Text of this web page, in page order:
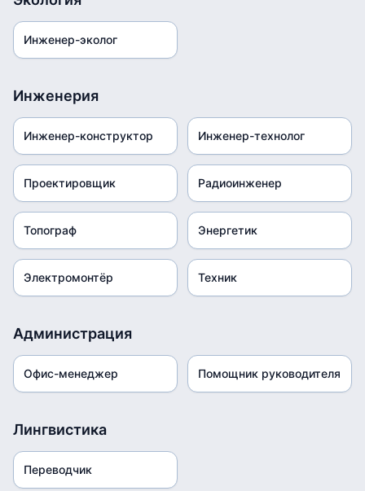
Инженер-эколог
Инженерия
Инженер-конструктор Инженер-технолог
Проектировщик Радиоинженер
Топограф Энергетик
Электромонтёр Техник
Администрация
Офис-менеджер Помощник руководителя
Лингвистика
Переводчик